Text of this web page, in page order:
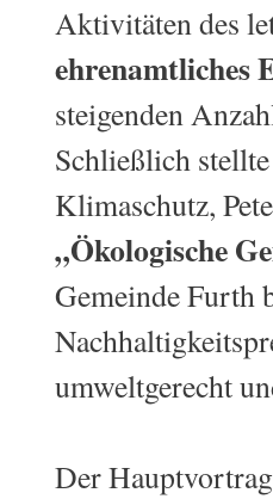
Aktivitäten des
ehrenamtliches
steigenden
Schließlich
Klimaschutz,
„Ökologische
Gemeinde Furth
umweltgerecht
Der